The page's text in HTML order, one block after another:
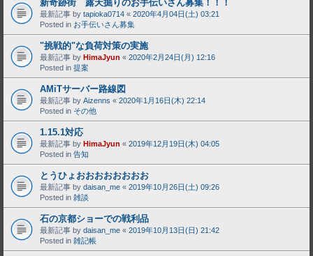
新奇跡街 露天掘りのお手伝いさん募集！！！
最新記事 by tapioka0714 « 2020年4月04日(土) 03:21
Posted in お手伝いさん募集
"挑戦的"な負荷対策の実施
最新記事 by HimaJyun « 2020年2月24日(月) 12:16
Posted in 提案
AMiTサーバー路線図
最新記事 by Aizenns « 2020年1月16日(木) 22:14
Posted in その他
1.15.1対応
最新記事 by HimaJyun « 2019年12月19日(木) 04:05
Posted in 告知
とうひょおおおおおおおお
最新記事 by daisan_me « 2019年10月26日(土) 09:26
Posted in 雑談
石の京都ショーでの戦利品
最新記事 by daisan_me « 2019年10月13日(日) 21:42
Posted in 雑記帳